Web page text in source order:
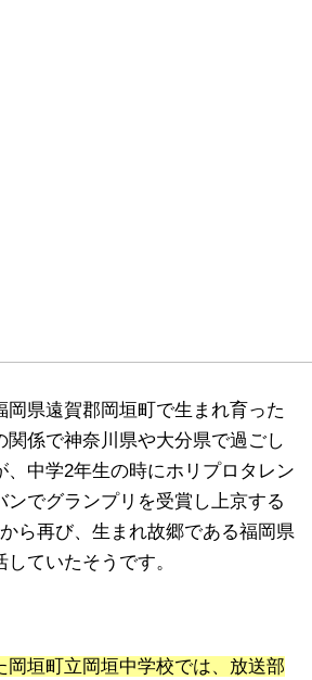
岡県遠賀郡岡垣町で生まれ育った
関係で神奈川県や大分県で過ごし
、中学2年生の時にホリプロタレン
ンでグランプリを受賞し上京する
ら再び、生まれ故郷である福岡県
ていたそうです。
岡垣町立岡垣中学校では、放送部